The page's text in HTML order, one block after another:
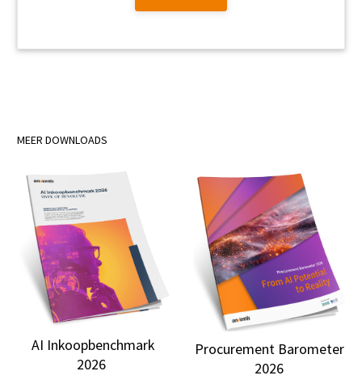
MEER DOWNLOADS
AI Inkoopbenchmark
2026
Procurement Barometer
2026